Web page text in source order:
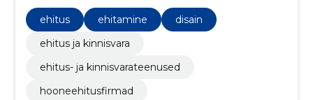
ehitus ehitamine
disain
ehitus ja kinnisvara
ehitus- ja kinnisvarateenused
hooneehitusfirmad